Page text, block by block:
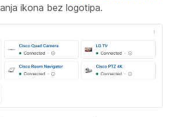
ikona bez logotipa.